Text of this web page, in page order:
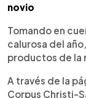
novio
Tomando en
calurosa del
productos de la
A través de la
Corpus Christi-